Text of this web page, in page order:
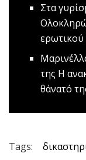
Στα
ερωτικού
της Η
θάνατό
Tags: